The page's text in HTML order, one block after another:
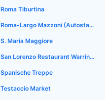
Roma Tiburtina
Roma-Largo Mazzoni (Autostaz.Tiburtina)
S. Maria Maggiore
San Lorenzo Restaurant Warrington
Spanische Treppe
Testaccio Market